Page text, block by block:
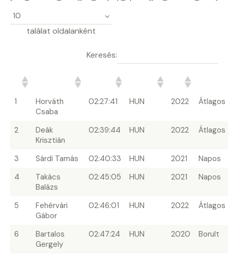
találat oldalanként
Keresés:
1
Horváth
Csaba
02:27:41 HUN 2022 Átlagos
2
Deák
Krisztián
02:39:44 HUN 2022 Átlagos
3 Sárdi Tamás 02:40:33 HUN 2021
Napos
4
Takács
Balázs
02:45:05 HUN 2021 Napos
5
Fehérvári
Gábor
02:46:01 HUN 2022 Átlagos
6
Bartalos
Gergely
02:47:24 HUN 2020 Borult